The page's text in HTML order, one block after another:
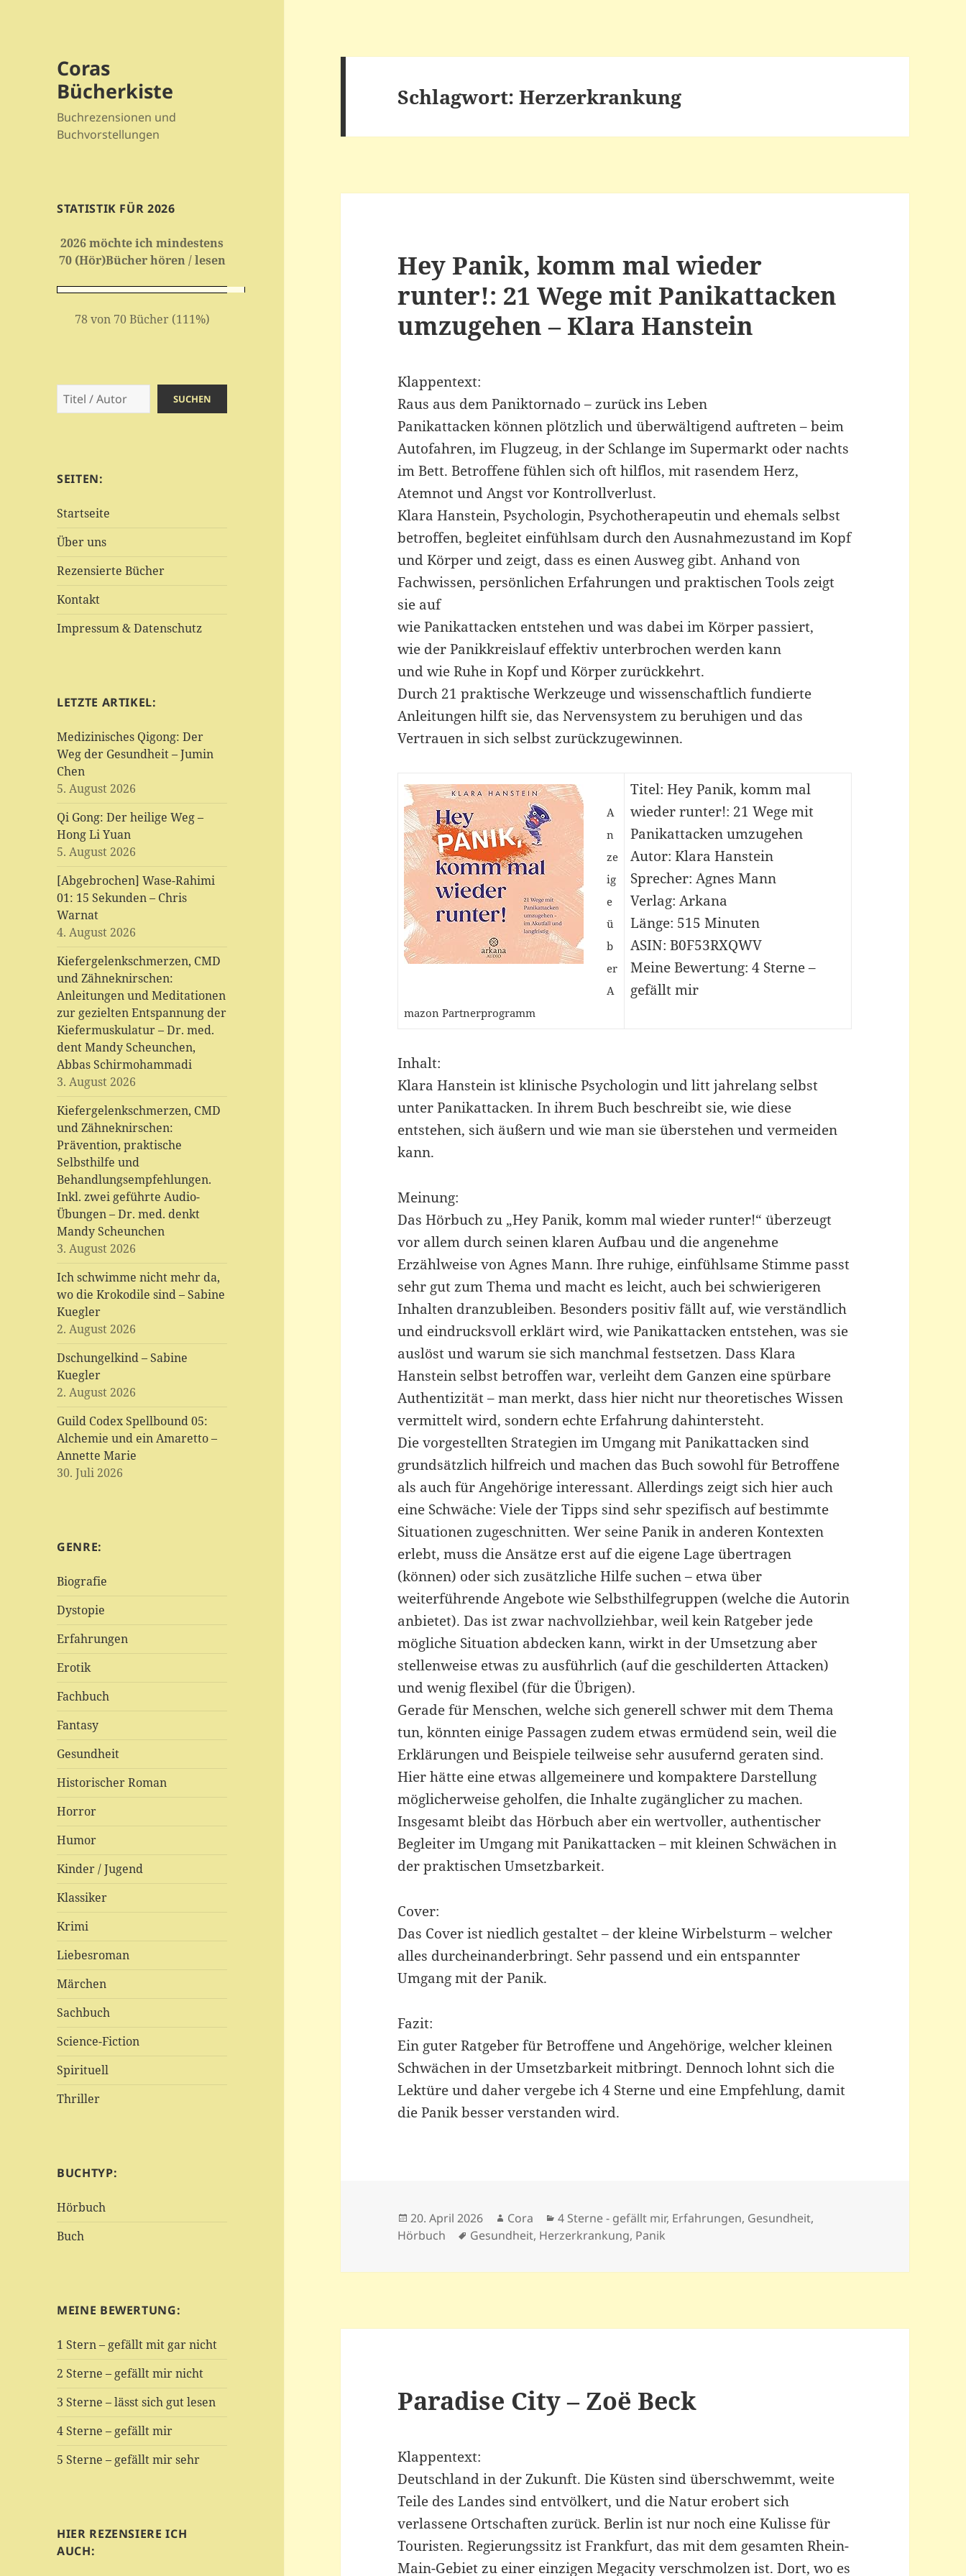
Coras
Bücherkiste
Buchrezensionen und
Buchvorstellungen
STATISTIK FÜR 2026
2026 möchte ich mindestens
70 (Hör)Bücher hören / lesen
78 von 70 Bücher (111%)
Suchen SUCHEN
SEITEN:
Startseite
Über uns
Rezensierte Bücher
Kontakt
Impressum & Datenschutz
LETZTE ARTIKEL:
Medizinisches Qigong: Der
Weg der Gesundheit – Jumin
Chen
5. August 2026
Qi Gong: Der heilige Weg –
Hong Li Yuan
5. August 2026
[Abgebrochen] Wase-Rahimi
01: 15 Sekunden – Chris
Warnat
4. August 2026
Kiefergelenkschmerzen, CMD
und Zähneknirschen:
Anleitungen und Meditationen
zur gezielten Entspannung der
Kiefermuskulatur – Dr. med.
dent Mandy Scheunchen,
Abbas Schirmohammadi
3. August 2026
Kiefergelenkschmerzen, CMD
und Zähneknirschen:
Prävention, praktische
Selbsthilfe und
Behandlungsempfehlungen.
Inkl. zwei geführte Audio-
Übungen – Dr. med. denkt
Mandy Scheunchen
3. August 2026
Ich schwimme nicht mehr da,
wo die Krokodile sind – Sabine
Kuegler
2. August 2026
Dschungelkind – Sabine
Kuegler
2. August 2026
Guild Codex Spellbound 05:
Alchemie und ein Amaretto –
Annette Marie
30. Juli 2026
GENRE:
Biografie
Dystopie
Erfahrungen
Erotik
Fachbuch
Fantasy
Gesundheit
Historischer Roman
Horror
Humor
Kinder / Jugend
Klassiker
Krimi
Liebesroman
Märchen
Sachbuch
Science-Fiction
Spirituell
Thriller
BUCHTYP:
Hörbuch
Buch
MEINE BEWERTUNG:
1 Stern – gefällt mit gar nicht
2 Sterne – gefällt mir nicht
3 Sterne – lässt sich gut lesen
4 Sterne – gefällt mir
5 Sterne – gefällt mir sehr
HIER REZENSIERE ICH
AUCH:
Schlagwort:Herzerkrankung
Hey Panik, komm mal wieder
runter!: 21 Wege mit Panikattacken
umzugehen – Klara Hanstein
Klappentext:
Raus aus dem Paniktornado – zurück ins Leben
Panikattacken können plötzlich und überwältigend auftreten – beim
Autofahren, im Flugzeug, in der Schlange im Supermarkt oder nachts
im Bett. Betroffene fühlen sich oft hilflos, mit rasendem Herz,
Atemnot und Angst vor Kontrollverlust.
Klara Hanstein, Psychologin, Psychotherapeutin und ehemals selbst
betroffen, begleitet einfühlsam durch den Ausnahmezustand im Kopf
und Körper und zeigt, dass es einen Ausweg gibt. Anhand von
Fachwissen, persönlichen Erfahrungen und praktischen Tools zeigt
sie auf
wie Panikattacken entstehen und was dabei im Körper passiert,
wie der Panikkreislauf effektiv unterbrochen werden kann
und wie Ruhe in Kopf und Körper zurückkehrt.
Durch 21 praktische Werkzeuge und wissenschaftlich fundierte
Anleitungen hilft sie, das Nervensystem zu beruhigen und das
Vertrauen in sich selbst zurückzugewinnen.
A
n
ze
ig
e
ü
b
er
A
mazon Partnerprogramm
Titel: Hey Panik, komm mal
wieder runter!: 21 Wege mit
Panikattacken umzugehen
Autor: Klara Hanstein
Sprecher: Agnes Mann
Verlag: Arkana
Länge: 515 Minuten
ASIN: B0F53RXQWV
Meine Bewertung: 4 Sterne –
gefällt mir
Inhalt:
Klara Hanstein ist klinische Psychologin und litt jahrelang selbst
unter Panikattacken. In ihrem Buch beschreibt sie, wie diese
entstehen, sich äußern und wie man sie überstehen und vermeiden
kann.
Meinung:
Das Hörbuch zu „Hey Panik, komm mal wieder runter!“ überzeugt
vor allem durch seinen klaren Aufbau und die angenehme
Erzählweise von Agnes Mann. Ihre ruhige, einfühlsame Stimme passt
sehr gut zum Thema und macht es leicht, auch bei schwierigeren
Inhalten dranzubleiben. Besonders positiv fällt auf, wie verständlich
und eindrucksvoll erklärt wird, wie Panikattacken entstehen, was sie
auslöst und warum sie sich manchmal festsetzen. Dass Klara
Hanstein selbst betroffen war, verleiht dem Ganzen eine spürbare
Authentizität – man merkt, dass hier nicht nur theoretisches Wissen
vermittelt wird, sondern echte Erfahrung dahintersteht.
Die vorgestellten Strategien im Umgang mit Panikattacken sind
grundsätzlich hilfreich und machen das Buch sowohl für Betroffene
als auch für Angehörige interessant. Allerdings zeigt sich hier auch
eine Schwäche: Viele der Tipps sind sehr spezifisch auf bestimmte
Situationen zugeschnitten. Wer seine Panik in anderen Kontexten
erlebt, muss die Ansätze erst auf die eigene Lage übertragen
(können) oder sich zusätzliche Hilfe suchen – etwa über
weiterführende Angebote wie Selbsthilfegruppen (welche die Autorin
anbietet). Das ist zwar nachvollziehbar, weil kein Ratgeber jede
mögliche Situation abdecken kann, wirkt in der Umsetzung aber
stellenweise etwas zu ausführlich (auf die geschilderten Attacken)
und wenig flexibel (für die Übrigen).
Gerade für Menschen, welche sich generell schwer mit dem Thema
tun, könnten einige Passagen zudem etwas ermüdend sein, weil die
Erklärungen und Beispiele teilweise sehr ausufernd geraten sind.
Hier hätte eine etwas allgemeinere und kompaktere Darstellung
möglicherweise geholfen, die Inhalte zugänglicher zu machen.
Insgesamt bleibt das Hörbuch aber ein wertvoller, authentischer
Begleiter im Umgang mit Panikattacken – mit kleinen Schwächen in
der praktischen Umsetzbarkeit.
Cover:
Das Cover ist niedlich gestaltet – der kleine Wirbelsturm – welcher
alles durcheinanderbringt. Sehr passend und ein entspannter
Umgang mit der Panik.
Fazit:
Ein guter Ratgeber für Betroffene und Angehörige, welcher kleinen
Schwächen in der Umsetzbarkeit mitbringt. Dennoch lohnt sich die
Lektüre und daher vergebe ich 4 Sterne und eine Empfehlung, damit
die Panik besser verstanden wird.
Veröffentlicht
am
20. April 2026 Autor
Cora Kategorien
4 Sterne - gefällt mir, Erfahrungen, Gesundheit,
Hörbuch
Schlagwörter
Gesundheit, Herzerkrankung, Panik
Paradise City – Zoë Beck
Klappentext:
Deutschland in der Zukunft. Die Küsten sind überschwemmt, weite
Teile des Landes sind entvölkert, und die Natur erobert sich
verlassene Ortschaften zurück. Berlin ist nur noch eine Kulisse für
Touristen. Regierungssitz ist Frankfurt, das mit dem gesamten Rhein-
Main-Gebiet zu einer einzigen Megacity verschmolzen ist. Dort, wo es